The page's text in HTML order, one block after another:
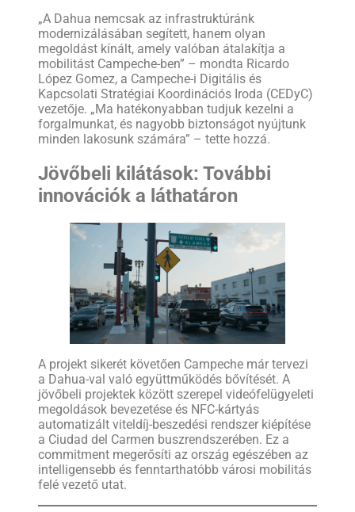
„A Dahua nemcsak az infrastruktúránk
modernizálásában segített, hanem olyan
megoldást kínált, amely valóban átalakítja a
mobilitást Campeche-ben” – mondta Ricardo
López Gomez, a Campeche-i Digitális és
Kapcsolati Stratégiai Koordinációs Iroda (CEDyC)
vezetője. „Ma hatékonyabban tudjuk kezelni a
forgalmunkat, és nagyobb biztonságot nyújtunk
minden lakosunk számára” – tette hozzá.
Jövőbeli kilátások: További
innovációk a láthatáron
A projekt sikerét követően Campeche már tervezi
a Dahua-val való együttműködés bővítését. A
jövőbeli projektek között szerepel videófelügyeleti
megoldások bevezetése és NFC-kártyás
automatizált viteldíj-beszedési rendszer kiépítése
a Ciudad del Carmen buszrendszerében. Ez a
commitment megerősíti az ország egészében az
intelligensebb és fenntarthatóbb városi mobilitás
felé vezető utat.